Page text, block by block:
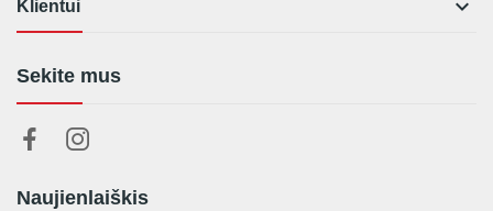
Klientui 
Sekite mus
Naujienlaiškis